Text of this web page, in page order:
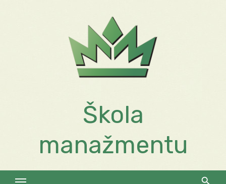
Škola
manažmentu